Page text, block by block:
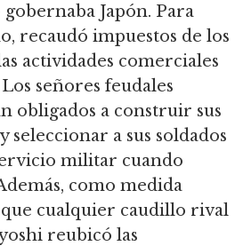
Japón. Para
recaudó impuestos de los
actividades comerciales
Los señores feudales
obligados a construir sus
seleccionar a sus soldados
militar cuando
como medida
cualquier caudillo rival
reubicó las